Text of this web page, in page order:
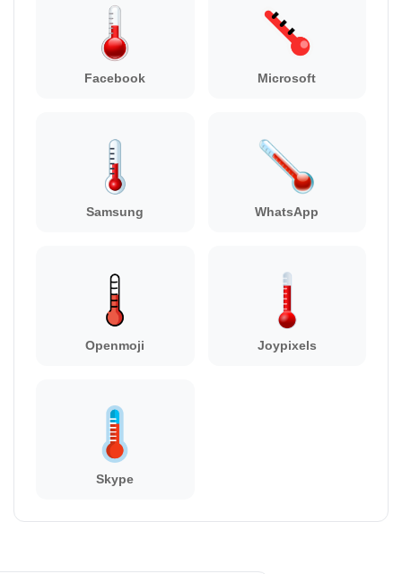
Facebook Microsoft
Samsung WhatsApp
Openmoji Joypixels
Skype